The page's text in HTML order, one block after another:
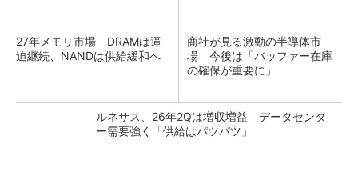
27年メモリ市場 DRAMは逼
迫継続、NANDは供給緩和へ
商社が見る激動の半導体市
場 今後は「バッファー在庫
の確保が重要に」
ルネサス、26年2Qは増収増益 データセンタ
ー需要強く「供給はパツパツ」